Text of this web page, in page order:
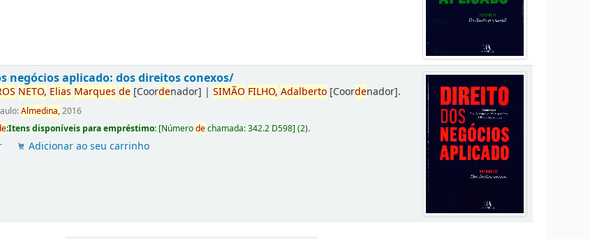
negócios aplicado: dos direitos conexos/
NETO, Elias Marques de [Coordenador] |SIMÃO FILHO, Adalberto [Coordenador].
Almedina,2016
:Itens disponíveis para empréstimo: [Númerodechamada:342.2 D598](2).
Adicionar ao seu carrinho